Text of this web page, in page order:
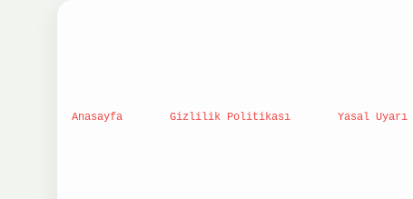
Anasayfa Gizlilik Politikası Yasal Uyarı